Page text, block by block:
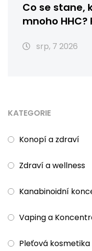
Co se stane,
mnoho HHC?
srp, 7 2026
KATEGORIE
Konopí a zdraví
Zdraví a wellness
Kanabinoidní
Vaping a
Pleťová